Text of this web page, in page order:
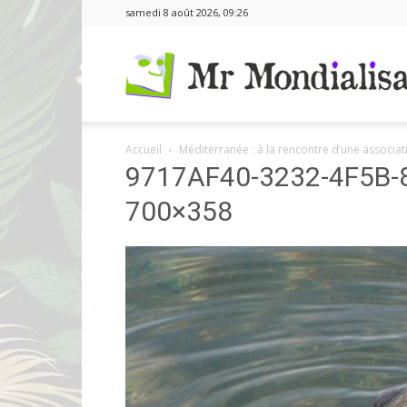
samedi 8 août 2026, 09:26
Accueil Méditerranée : à la rencontre d’une
9717AF40-3232-
700×358